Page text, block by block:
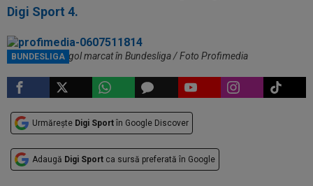
Digi Sport 4.
BUNDESLIGA
Duda, după un gol marcat în Bundesliga / Foto Profimedia
Urmărește Digi Sport în Google Discover
Adaugă Digi Sport ca sursă preferată în Google